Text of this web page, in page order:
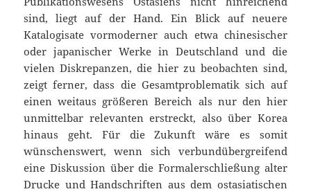
sind, liegt auf der Hand. Ein Blick auf neuere
Katalogisate vormoderner auch etwa chinesischer
oder japanischer Werke in Deutschland und die
vielen Diskrepanzen, die hier zu beobachten sind,
zeigt ferner, dass die Gesamtproblematik sich auf
einen weitaus größeren Bereich als nur den hier
unmittelbar relevanten erstreckt, also über Korea
hinaus geht. Für die Zukunft wäre es somit
wünschenswert, wenn sich verbundübergreifend
eine Diskussion über die Formalerschließung alter
Drucke und Handschriften aus dem ostasiatischen